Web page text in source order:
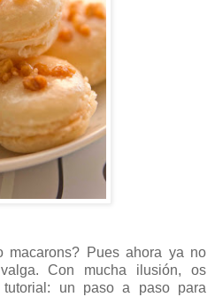
macarons? Pues ahora ya no
Con mucha ilusión, os
un paso a paso para